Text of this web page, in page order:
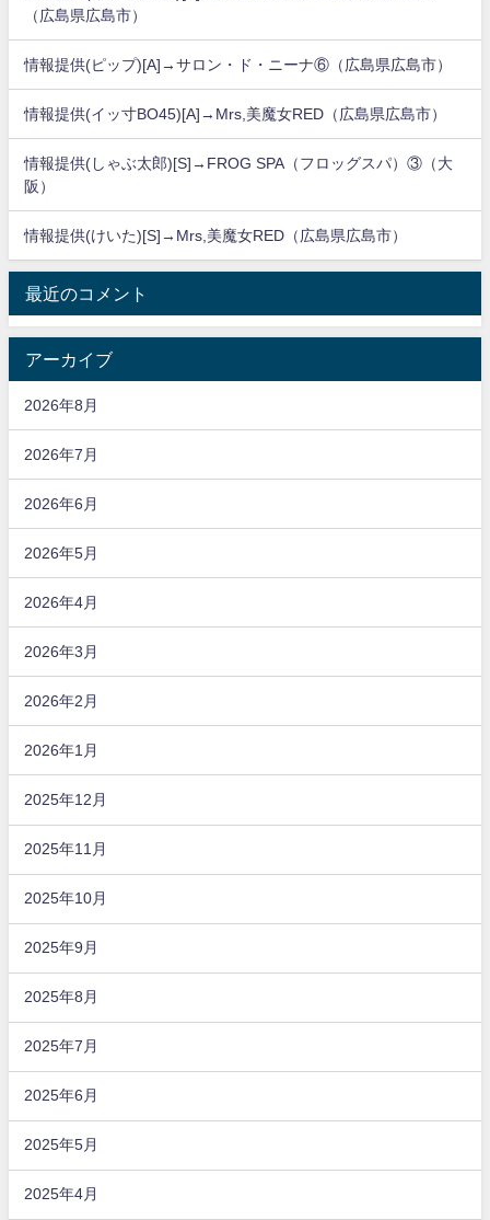
（広島県広島市）
情報提供(ピップ)[A]→サロン・ド・ニーナ⑥（広島県広島市）
情報提供(イッ寸BO45)[A]→Mrs,美魔女RED（広島県広島市）
情報提供(しゃぶ太郎)[S]→FROG SPA（フロッグスパ）③（大
阪）
情報提供(けいた)[S]→Mrs,美魔女RED（広島県広島市）
最近のコメント
アーカイブ
2026年8月
2026年7月
2026年6月
2026年5月
2026年4月
2026年3月
2026年2月
2026年1月
2025年12月
2025年11月
2025年10月
2025年9月
2025年8月
2025年7月
2025年6月
2025年5月
2025年4月